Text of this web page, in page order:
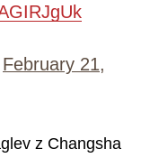
February 21,
z Changsha